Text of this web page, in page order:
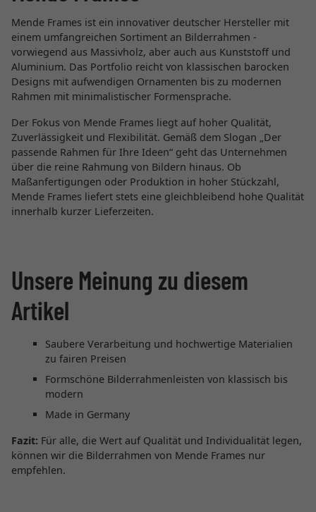
Mende Frames ist ein innovativer deutscher Hersteller mit
einem umfangreichen Sortiment an Bilderrahmen -
vorwiegend aus Massivholz, aber auch aus Kunststoff und
Aluminium. Das Portfolio reicht von klassischen barocken
Designs mit aufwendigen Ornamenten bis zu modernen
Rahmen mit minimalistischer Formensprache.
Der Fokus von Mende Frames liegt auf hoher Qualität,
Zuverlässigkeit und Flexibilität. Gemäß dem Slogan „Der
passende Rahmen für Ihre Ideen“ geht das Unternehmen
über die reine Rahmung von Bildern hinaus. Ob
Maßanfertigungen oder Produktion in hoher Stückzahl,
Mende Frames liefert stets eine gleichbleibend hohe Qualität
innerhalb kurzer Lieferzeiten.
Unsere Meinung zu diesem
Artikel
Saubere Verarbeitung und hochwertige Materialien
zu fairen Preisen
Formschöne Bilderrahmenleisten von klassisch bis
modern
Made in Germany
Fazit: Für alle, die Wert auf Qualität und Individualität legen,
können wir die Bilderrahmen von Mende Frames nur
empfehlen.